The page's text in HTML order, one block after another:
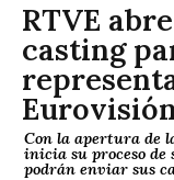
RTVE
casting
Con la apertura de
inicia su proceso de
podrán enviar sus